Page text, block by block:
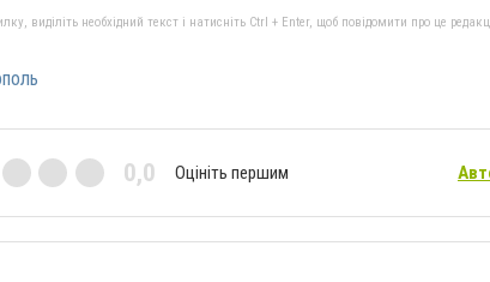
виділіть необхідний текст і натисніть Ctrl + Enter, щоб повідомити про це
0,0 Оцініть першим